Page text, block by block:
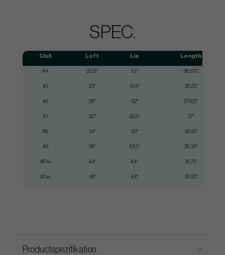
SPEC.
Club Loft Lie Length
#4 20.5° 61° 38.875"
#5 23° 61.5° 38.25"
#6 26° 62° 37.625"
#7 30° 62.5° 37"
#8 34° 63° 36.50"
#9 39° 63.5° 36.00"
#Pw 44° 64° 35.75"
#Gw 49° 64° 35.50"
Productspezifikation